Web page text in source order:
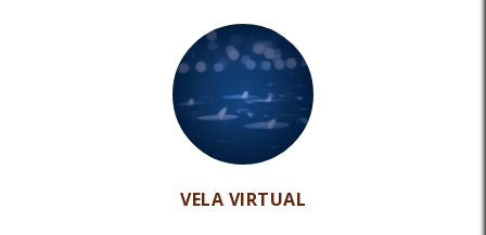
VELA VIRTUAL